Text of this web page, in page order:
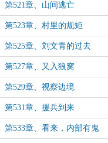
第521章、山间逃亡
第523章、村里的规矩
第525章、刘文青的过去
第527章、又入狼窝
第529章、视察边境
第531章、援兵到来
第533章、看来，内部有鬼